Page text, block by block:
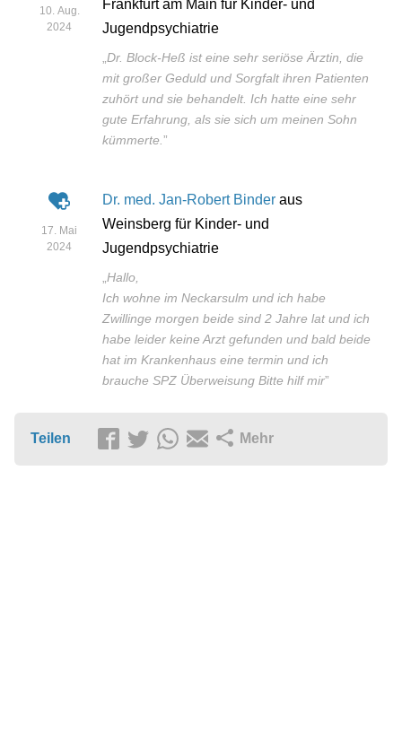
10. Aug.
2024
Frankfurt am Main für Kinder- und
Jugendpsychiatrie
Dr. Block-Heß ist eine sehr seriöse Ärztin, die
mit großer Geduld und Sorgfalt ihren Patienten
zuhört und sie behandelt. Ich hatte eine sehr
gute Erfahrung, als sie sich um meinen Sohn
kümmerte. ”
17. Mai
2024
Dr. med. Jan-Robert Binder aus
Weinsberg für Kinder- und
Jugendpsychiatrie
„Hallo,
Ich wohne im Neckarsulm und ich habe
Zwillinge morgen beide sind 2 Jahre lat und ich
habe leider keine Arzt gefunden und bald beide
hat im Krankenhaus eine termin und ich
brauche SPZ Überweisung Bitte hilf mir”
Teilen Mehr